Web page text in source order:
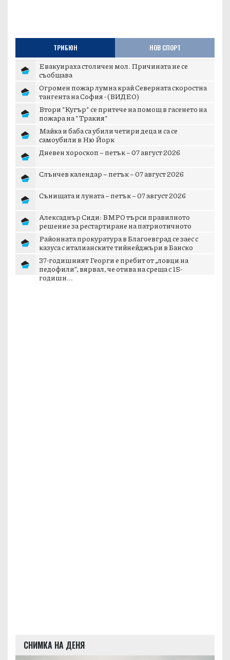
ТРИБЮН НОВ СПОРТ
Евакуираха столичен мол. Причината не се
съобщава
Огромен пожар лумна край Северната скоростна
тангента на София - (ВИДЕО)
Втори "Кугър" се притече на помощ в гасенето на
пожара на "Тракия"
Майка и баба са убили четири деца и са се
самоубили в Ню Йорк
Дневен хороскоп – петък – 07 август 2026
Слънчев календар – петък – 07 август 2026
Сънищата и луната – петък – 07 август 2026
Алексаднър Сиди: ВМРО търси правилното
решение за рестартиране на патриотичното
пространст...
Районната прокуратура в Благоевград се заес с
казуса с италианските тийнейджъри в Банско
37-годишният Георги е пребит от „ловци на
педофили“, вярвал, че отива на среща с 15-
годишн...
СНИМКА НА ДЕНЯ